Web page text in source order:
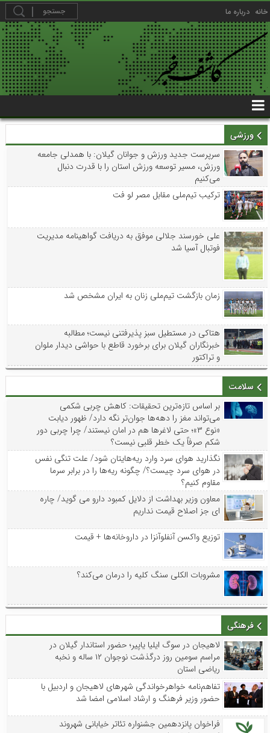
خانه درباره ما
ورزشی
سرپرست جدید ورزش و جوانان گیلان: با همدلی جامعه
ورزش، مسیر توسعه ورزش استان را با قدرت دنبال
می‌کنیم
ترکیب تیم‌ملی مقابل مصر لو فت
علی خورسند جلالی موفق به دریافت گواهینامه مدیریت
فوتبال آسیا شد
زمان بازگشت تیم‌ملی زنان به ایران مشخص شد
هتاکی در مستطیل سبز پذیرفتنی نیست؛ مطالبه
خبرنگاران گیلان برای برخورد قاطع با حواشی دیدار ملوان
و تراکتور
سلامت
بر اساس تازه‌ترین تحقیقات: کاهش چربی شکمی
می‌تواند مغز را دهه‌ها جوان‌تر نگه دارد/ ظهور دیابت
«نوع ۳»؛ حتی لاغرها هم در امان نیستند/ چرا چربی دور
شکم صرفاً یک خطر قلبی نیست؟
نگذارید هوای سرد وارد ریه‌هایتان شود/ علت تنگی نفس
در هوای سرد چیست؟/ چگونه ریه‌ها را در برابر سرما
مقاوم کنیم؟
معاون وزیر بهداشت از دلایل کمبود دارو می گوید/ چاره
ای جز اصلاح قیمت نداریم
توزیع واکسن‌ آنفلوآنزا در داروخانه‌ها + قیمت
مشروبات الکلی سنگ کلیه را درمان می‌کند؟
فرهنگی
لاهیجان در سوگ ایلیا یاپیر؛ حضور استاندار گیلان در
مراسم سومین روز درگذشت نوجوان ۱۲ ساله و نخبه
ریاضی استان
تفاهم‌نامه خواهرخواندگی شهرهای لاهیجان و اردبیل با
حضور وزیر فرهنگ و ارشاد اسلامی امضا شد
فراخوان پانزدهمین جشنواره تئاتر خیابانی شهروند